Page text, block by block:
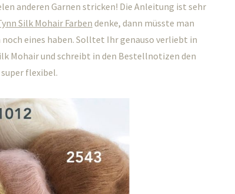
anderen Garnen stricken! Die Anleitung ist sehr
Silk Mohair Farben denke, dann müsste man
eines haben. Solltet Ihr genauso verliebt in
Mohair und schreibt in den Bestellnotizen den
flexibel.